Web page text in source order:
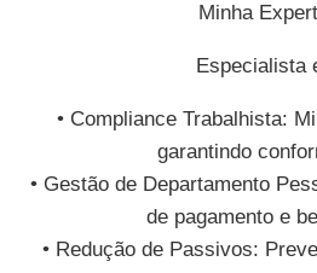
Minha
Especialista
• Compliance Trabalhista:
garantindo
• Gestão de Departamento
de pagamento e
• Redução de Passivos: